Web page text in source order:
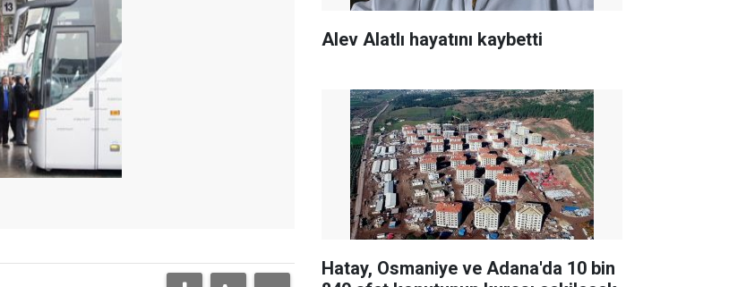
Alev Alatlı hayatını kaybetti
Hatay, Osmaniye ve Adana'da 10 bin